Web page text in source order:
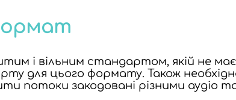
і вільним стандартом, якій не
для цього формату. Також
потоки закодовані різними аудіо